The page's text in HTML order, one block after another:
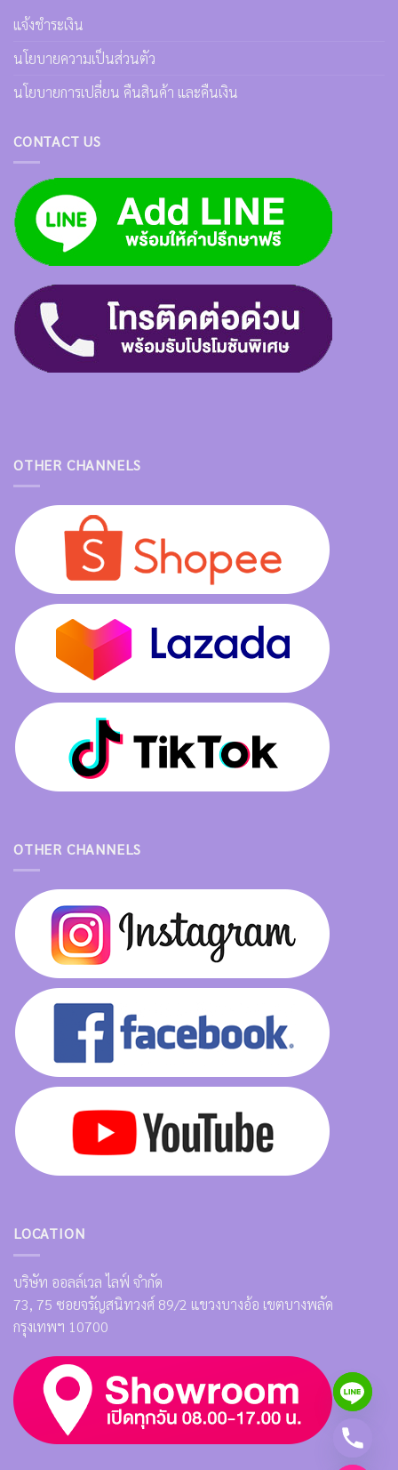
แจ้งชำระเงิน
นโยบายความเป็นส่วนตัว
นโยบายการเปลี่ยน คืนสินค้า และคืนเงิน
CONTACT US
OTHER CHANNELS
OTHER CHANNELS
LOCATION
บริษัท ออลล์เวล ไลฟ์ จำกัด
73, 75 ซอยจรัญสนิทวงศ์ 89/2 แขวงบางอ้อ เขตบางพลัด
กรุงเทพฯ 10700